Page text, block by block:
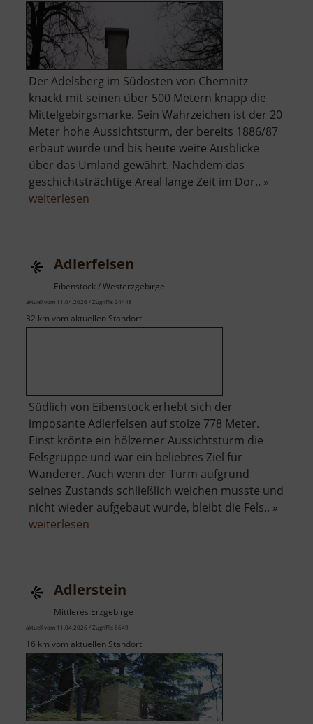
Der Adelsberg im Südosten von Chemnitz
knackt mit seinen über 500 Metern knapp die
Mittelgebirgsmarke. Sein Wahrzeichen ist der 20
Meter hohe Aussichtsturm, der bereits 1886/87
erbaut wurde und bis heute weite Ausblicke
über das Umland gewährt. Nachdem das
geschichtsträchtige Areal lange Zeit im Dor.. »
weiterlesen
Adlerfelsen
Eibenstock / Westerzgebirge
aktuell vom 11.04.2026 / Zugriffe: 24448
32 km vom aktuellen Standort
Südlich von Eibenstock erhebt sich der
imposante Adlerfelsen auf stolze 778 Meter.
Einst krönte ein hölzerner Aussichtsturm die
Felsgruppe und war ein beliebtes Ziel für
Wanderer. Auch wenn der Turm aufgrund
seines Zustands schließlich weichen musste und
nicht wieder aufgebaut wurde, bleibt die Fels.. »
weiterlesen
Adlerstein
Mittleres Erzgebirge
aktuell vom 11.04.2026 / Zugriffe: 8649
16 km vom aktuellen Standort